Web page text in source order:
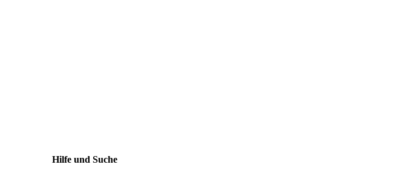
Hilfe und Suche